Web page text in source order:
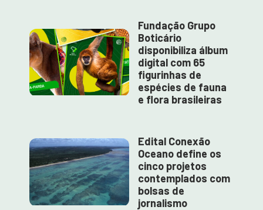
Fundação Grupo
Boticário
disponibiliza álbum
digital com 65
figurinhas de
espécies de fauna
e flora brasileiras
Edital Conexão
Oceano define os
cinco projetos
contemplados com
bolsas de
jornalismo